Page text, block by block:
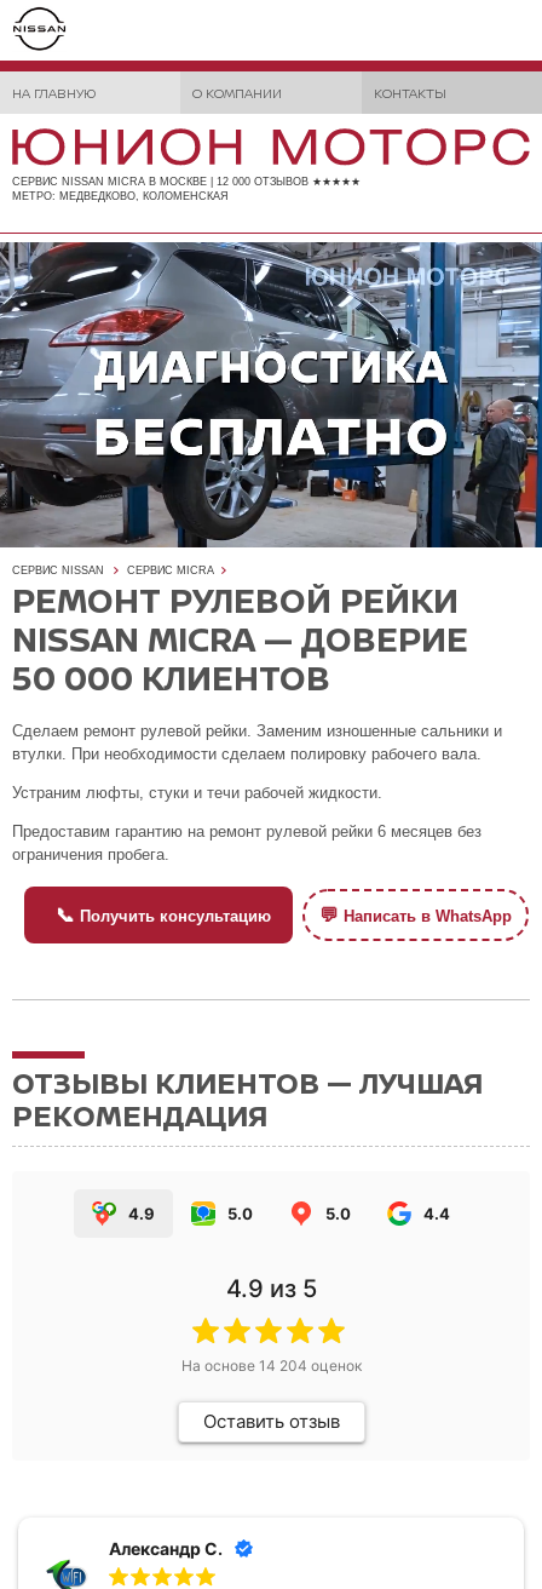
НА ГЛАВНУЮ О КОМПАНИИ КОНТАКТЫ
СЕРВИС NISSAN MICRA В МОСКВЕ | 12 000 ОТЗЫВОВ ★★★★★
МЕТРО: МЕДВЕДКОВО, КОЛОМЕНСКАЯ
СЕРВИС NISSAN СЕРВИС MICRA
РЕМОНТ РУЛЕВОЙ РЕЙКИ
NISSAN MICRA — ДОВЕРИЕ
50 000 КЛИЕНТОВ
Сделаем ремонт рулевой рейки. Заменим изношенные сальники и
втулки. При необходимости сделаем полировку рабочего вала.
Устраним люфты, стуки и течи рабочей жидкости.
Предоставим гарантию на ремонт рулевой рейки 6 месяцев без
ограничения пробега.
📞 Получить консультацию 💬 Написать в WhatsApp
ОТЗЫВЫ КЛИЕНТОВ — ЛУЧШАЯ
РЕКОМЕНДАЦИЯ
4.9 5.0 5.0 4.4
4.9 из 5
На основе 14 204 оценок
Оставить отзыв
Александр С.